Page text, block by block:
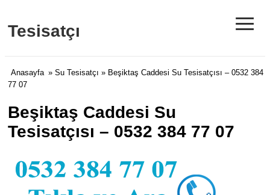
Tesisatçı ≡
Anasayfa » Su Tesisatçı » Beşiktaş Caddesi Su Tesisatçısı – 0532 384
77 07
Beşiktaş Caddesi Su
Tesisatçısı – 0532 384 77 07